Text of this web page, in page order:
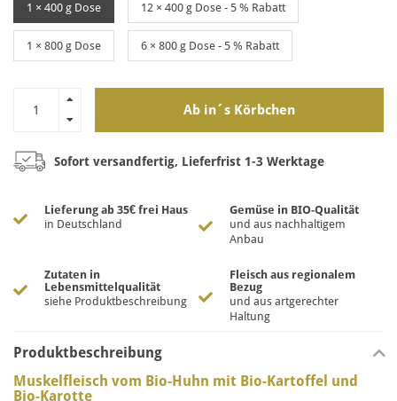
1 × 400 g Dose 12 × 400 g Dose - 5 % Rabatt
1 × 800 g Dose 6 × 800 g Dose - 5 % Rabatt
Ab in´s Körbchen
Sofort versandfertig, Lieferfrist 1-3 Werktage
Lieferung ab 35€ frei Haus
in Deutschland
Gemüse in BIO-Qualität
und aus nachhaltigem
Anbau
Zutaten in
Lebensmittelqualität
siehe Produktbeschreibung
Fleisch aus regionalem
Bezug
und aus artgerechter
Haltung
Produktbeschreibung
Muskelfleisch vom Bio-Huhn mit Bio-Kartoffel und
Bio-Karotte